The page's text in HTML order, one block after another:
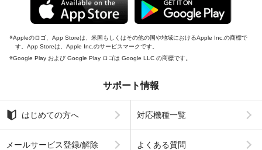
Appleのロゴ、App Storeは、米国もしくはその他の国や地域におけるApple Inc.の商標で
す。App Storeは、Apple Inc.のサービスマークです。
Google Play および Google Play ロゴは Google LLC の商標です。
サポート情報
はじめての方へ 対応機種一覧
メールサービス登録/解除 よくある質問